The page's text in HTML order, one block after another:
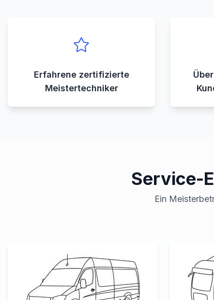
Erfahrene zertifizierte
Meistertechniker
Service-
Ein